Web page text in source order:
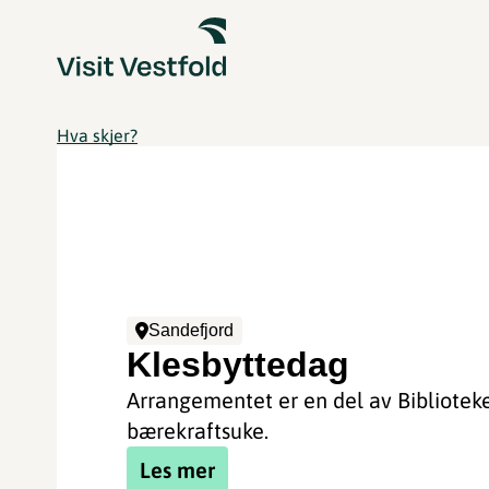
Hva skjer?
Sandefjord
Klesbyttedag
Arrangementet er en del av
bærekraftsuke.
Les mer